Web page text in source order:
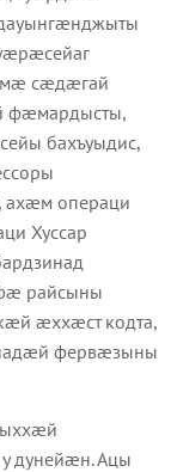
сæдæгай
фæмардысты,
бахъуыдис,
ахæм операци
Хуссар
райсыны
æххæст кодта,
фервæзыны
дунейæн. Ацы